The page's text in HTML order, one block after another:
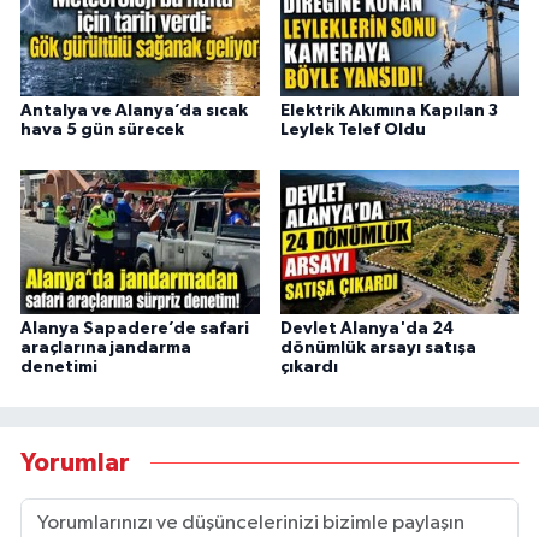
Antalya ve Alanya’da sıcak
hava 5 gün sürecek
Elektrik Akımına Kapılan 3
Leylek Telef Oldu
Alanya Sapadere’de safari
araçlarına jandarma
denetimi
Devlet Alanya'da 24
dönümlük arsayı satışa
çıkardı
Yorumlar